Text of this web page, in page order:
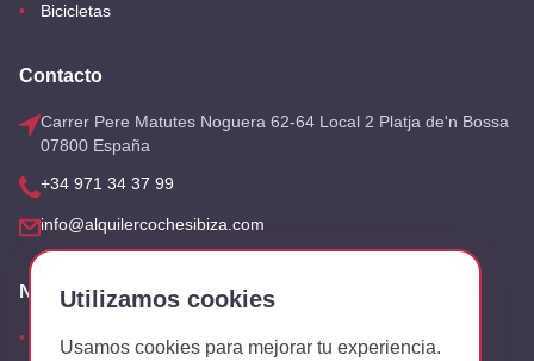
Bicicletas
Contacto
Carrer Pere Matutes Noguera 62-64 Local 2 Platja de'n Bossa
07800 España
+34 971 34 37 99
info@alquilercochesibiza.com
Nuestras Oficinas
Aeropuerto
Utilizamos cookies
Usamos cookies para mejorar tu experiencia.